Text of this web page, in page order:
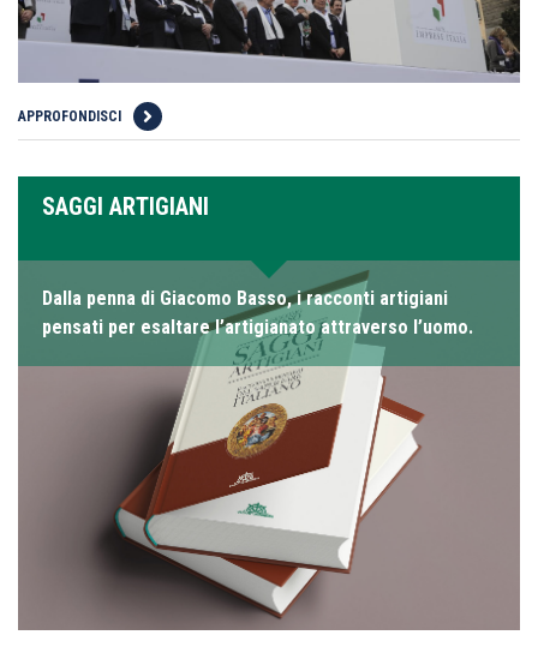
APPROFONDISCI
SAGGI ARTIGIANI
Dalla penna di Giacomo Basso, i racconti artigiani
pensati per esaltare l’artigianato attraverso l’uomo.